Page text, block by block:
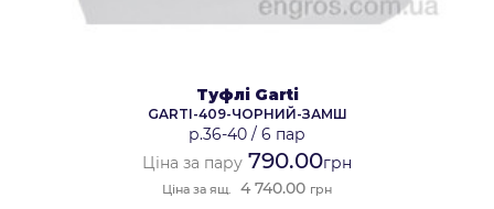
Туфлі Garti
GARTI-409-ЧОРНИЙ-ЗАМШ
р.36-40 / 6 пар
Ціна за пару 790.00грн
Ціна за ящ. 4 740.00 грн